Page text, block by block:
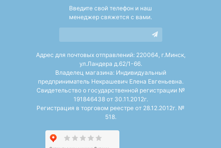
Введите свой телефон и наш
менеджер свяжется с вами.
Адрес для почтовых отправлений: 220064, г.Минск,
ул.Ландера д.62/1-66.
Владелец магазина: Индивидуальный
предприниматель Некрашевич Елена Евгеньевна.
Свидетельство о государственной регистрации №
191846438 от 30.11.2012г.
Регистрация в торговом реестре от 28.12.2012г. №
518.